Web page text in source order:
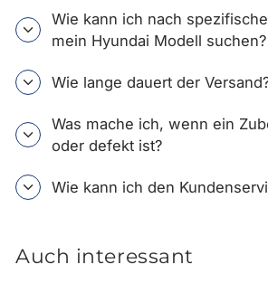
Wie kann ich nach
mein Hyundai Modell suchen?
Wie lange dauert der
Was mache ich, wenn ein
oder defekt ist?
Wie kann ich den
Auch interessant